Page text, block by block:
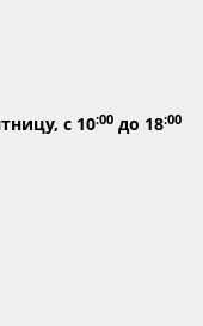
с 10:00 до 18:00